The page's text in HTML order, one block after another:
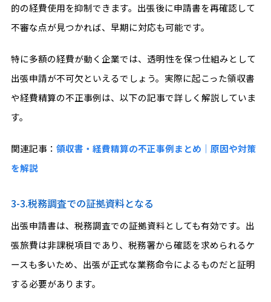
的の経費使用を抑制できます。出張後に申請書を再確認して
不審な点が見つかれば、早期に対応も可能です。
特に多額の経費が動く企業では、透明性を保つ仕組みとして
出張申請が不可欠といえるでしょう。実際に起こった領収書
や経費精算の不正事例は、以下の記事で詳しく解説していま
す。
関連記事： 領収書・経費精算の不正事例まとめ｜原因や対策
を解説
3-3.税務調査での証拠資料となる
出張申請書は、税務調査での証拠資料としても有効です。出
張旅費は非課税項目であり、税務署から確認を求められるケ
ースも多いため、出張が正式な業務命令によるものだと証明
する必要があります。